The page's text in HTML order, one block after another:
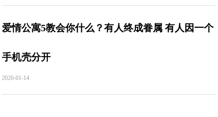
爱情公寓5教会你什么？有人终成眷属 有人因一个
手机壳分开
2020-01-14